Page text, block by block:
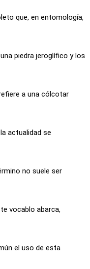
que, en entomología,
piedra jeroglífico y los
a una cólcotar
actualidad se
no suele ser
vocablo abarca,
el uso de esta